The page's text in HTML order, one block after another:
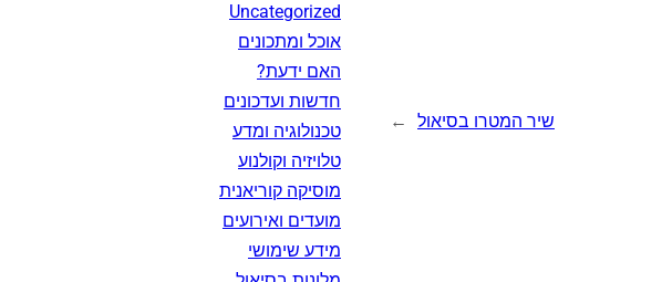
שיר המטרו בסיאול →
Uncategorized
אוכל ומתכונים
האם ידעת?
חדשות ועדכונים
טכנולוגיה ומדע
טלויזיה וקולנוע
מוסיקה קוריאנית
מועדים ואירועים
מידע שימושי